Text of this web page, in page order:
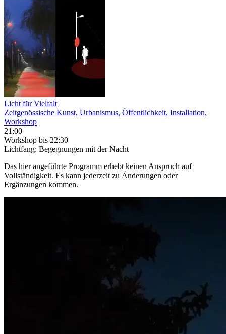
Licht für Vielfalt
Zeitgenössische Kunst, Urbanismus, Öffentlichkeit, Installation,
Workshop
21:00
Workshop bis 22:30
Lichtfang: Begegnungen mit der Nacht
Das hier angeführte Programm erhebt keinen Anspruch auf
Vollständigkeit. Es kann jederzeit zu Änderungen oder
Ergänzungen kommen.